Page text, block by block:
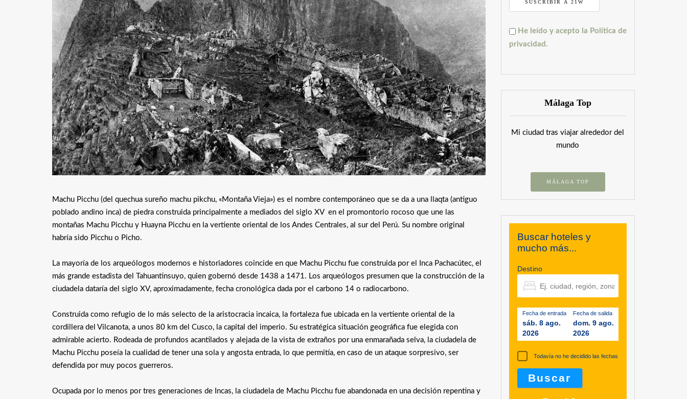
Machu Picchu (del quechua sureño machu pikchu, «Montaña Vieja») es el nombre contemporáneo que se da a una llaqta (antiguo
poblado andino inca) de piedra construida principalmente a mediados del siglo XV en el promontorio rocoso que une las
montañas Machu Picchu y Huayna Picchu en la vertiente oriental de los Andes Centrales, al sur del Perú. Su nombre original
habría sido Picchu o Picho.
La mayoría de los arqueólogos modernos e historiadores coincide en que Machu Picchu fue construida por el Inca Pachacútec, el
más grande estadista del Tahuantinsuyo, quien gobernó desde 1438 a 1471. Los arqueólogos presumen que la construcción de la
ciudadela dataría del siglo XV, aproximadamente, fecha cronológica dada por el carbono 14 o radiocarbono.
Construida como refugio de lo más selecto de la aristocracia incaica, la fortaleza fue ubicada en la vertiente oriental de la
cordillera del Vilcanota, a unos 80 km del Cusco, la capital del imperio. Su estratégica situación geográfica fue elegida con
admirable acierto. Rodeada de profundos acantilados y alejada de la vista de extraños por una enmarañada selva, la ciudadela de
Machu Picchu poseía la cualidad de tener una sola y angosta entrada, lo que permitía, en caso de un ataque sorpresivo, ser
defendida por muy pocos guerreros.
Ocupada por lo menos por tres generaciones de Incas, la ciudadela de Machu Picchu fue abandonada en una decisión repentina y
He leído y acepto la Política de
privacidad.
Málaga Top
Mi ciudad tras viajar alrededor del
mundo
MÁLAGA TOP
Buscar hoteles y
mucho más...
Destino
Fecha de entrada
sáb. 8 ago.
2026
Fecha de salida
dom. 9 ago.
2026
Todavía no he decidido las fechas